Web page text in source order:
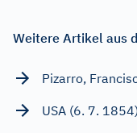
Weitere Artikel aus
Pizarro,
USA (6. 7. 1854)